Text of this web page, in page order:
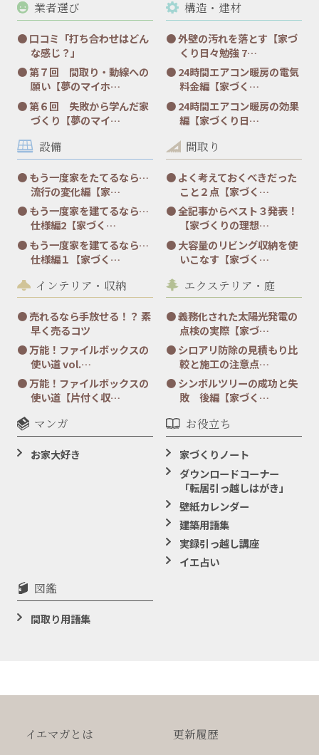
業者選び
口コミ「打ち合わせはどん
な感じ？」
第７回 間取り・動線への
願い【夢のマイホ…
第６回 失敗から学んだ家
づくり【夢のマイ…
構造・建材
外壁の汚れを落とす【家づ
くり日々勉強 7…
24時間エアコン暖房の電気
料金編【家づく…
24時間エアコン暖房の効果
編【家づくり日…
設備
もう一度家をたてるなら…
流行の変化編【家…
もう一度家を建てるなら…
仕様編2【家づく…
もう一度家を建てるなら…
仕様編１【家づく…
間取り
よく考えておくべきだった
こと２点【家づく…
全記事からベスト３発表！
【家づくりの理想…
大容量のリビング収納を使
いこなす【家づく…
インテリア・収納
売れるなら手放せる！？ 素
早く売るコツ
万能！ファイルボックスの
使い道 vol.…
万能！ファイルボックスの
使い道【片付く収…
エクステリア・庭
義務化された太陽光発電の
点検の実際【家づ…
シロアリ防除の見積もり比
較と施工の注意点…
シンボルツリーの成功と失
敗 後編【家づく…
マンガ
お家大好き
お役立ち
家づくりノート
ダウンロードコーナー
「転居引っ越しはがき」
壁紙カレンダー
建築用語集
実録引っ越し講座
イエ占い
図鑑
間取り用語集
イエマガとは 更新履歴